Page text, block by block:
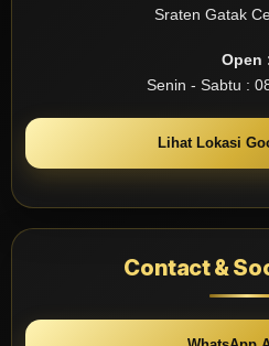
Sraten Gatak
Open
Senin - Sabtu :
Lihat Lokasi
Contact &